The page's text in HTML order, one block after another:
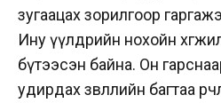
зугаацах зорилгоор
Ину үүлдрийн нохойн
бүтээсэн байна. Он
удирдах зөвлөлийн багтаа